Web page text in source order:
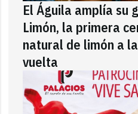
El Águila amplía su
Limón, la primera
natural de limón a
vuelta